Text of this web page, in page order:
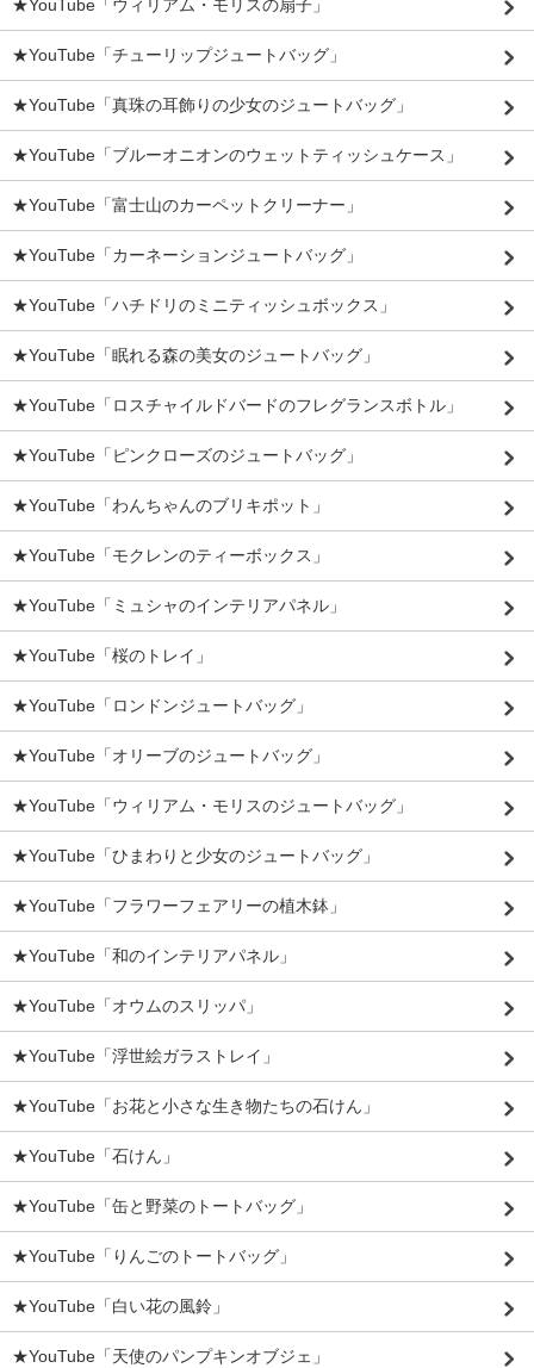
★YouTube「ウィリアム・モリスの扇子」
★YouTube「チューリップジュートバッグ」
★YouTube「真珠の耳飾りの少女のジュートバッグ」
★YouTube「ブルーオニオンのウェットティッシュケース」
★YouTube「富士山のカーペットクリーナー」
★YouTube「カーネーションジュートバッグ」
★YouTube「ハチドリのミニティッシュボックス」
★YouTube「眠れる森の美女のジュートバッグ」
★YouTube「ロスチャイルドバードのフレグランスボトル」
★YouTube「ピンクローズのジュートバッグ」
★YouTube「わんちゃんのブリキポット」
★YouTube「モクレンのティーボックス」
★YouTube「ミュシャのインテリアパネル」
★YouTube「桜のトレイ」
★YouTube「ロンドンジュートバッグ」
★YouTube「オリーブのジュートバッグ」
★YouTube「ウィリアム・モリスのジュートバッグ」
★YouTube「ひまわりと少女のジュートバッグ」
★YouTube「フラワーフェアリーの植木鉢」
★YouTube「和のインテリアパネル」
★YouTube「オウムのスリッパ」
★YouTube「浮世絵ガラストレイ」
★YouTube「お花と小さな生き物たちの石けん」
★YouTube「石けん」
★YouTube「缶と野菜のトートバッグ」
★YouTube「りんごのトートバッグ」
★YouTube「白い花の風鈴」
★YouTube「天使のパンプキンオブジェ」